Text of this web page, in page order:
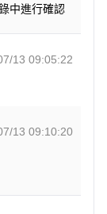
中進行確認
13 09:05:22
13 09:10:20